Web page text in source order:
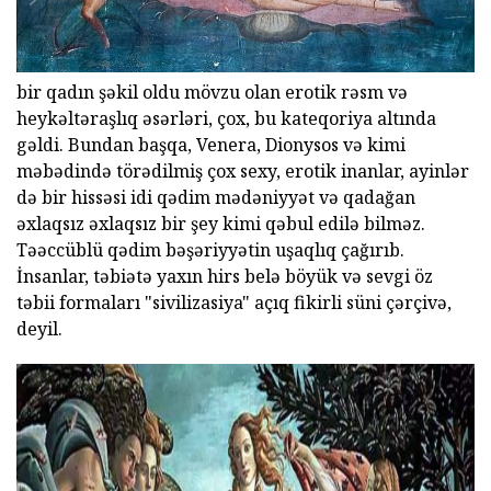
bir qadın şəkil oldu mövzu olan erotik rəsm və
heykəltəraşlıq əsərləri, çox, bu kateqoriya altında
gəldi. Bundan başqa, Venera, Dionysos və kimi
məbədində törədilmiş çox sexy, erotik inanlar, ayinlər
də bir hissəsi idi qədim mədəniyyət və qadağan
əxlaqsız əxlaqsız bir şey kimi qəbul edilə bilməz.
Təəccüblü qədim bəşəriyyətin uşaqlıq çağırıb.
İnsanlar, təbiətə yaxın hirs belə böyük və sevgi öz
təbii formaları "sivilizasiya" açıq fikirli süni çərçivə,
deyil.